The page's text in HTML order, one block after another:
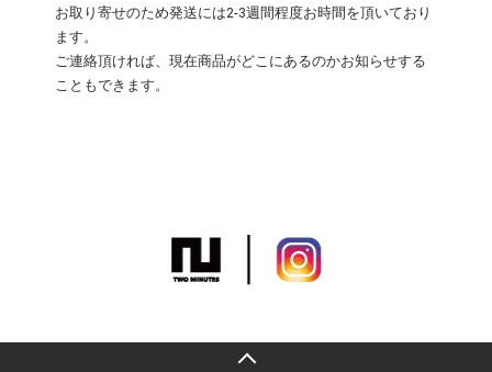
お取り寄せのため発送には2-3週間程度お時間を頂いており
ます。
ご連絡頂ければ、現在商品がどこにあるのかお知らせする
こともできます。